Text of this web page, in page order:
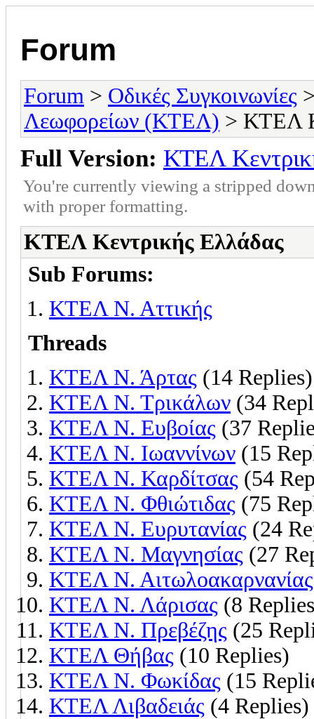
Forum
Forum > Οδικές Συγκοινωνίες
Λεωφορείων (ΚΤΕΛ) > ΚΤΕΛ
Full Version: ΚΤΕΛ
You're currently viewing a stripped
with proper formatting.
ΚΤΕΛ Κεντρικής Ελλάδας
Sub Forums:
ΚΤΕΛ Ν. Αττικής
Threads
ΚΤΕΛ Ν. Άρτας (14 Replies)
ΚΤΕΛ Ν. Τρικάλων (34
ΚΤΕΛ Ν. Ευβοίας (37
ΚΤΕΛ Ν. Ιωαννίνων (15
ΚΤΕΛ Ν. Καρδίτσας (54
ΚΤΕΛ Ν. Φθιώτιδας (75
ΚΤΕΛ Ν. Ευρυτανίας (24
ΚΤΕΛ Ν. Μαγνησίας (27
ΚΤΕΛ Ν. Αιτωλοακαρνανίας
ΚΤΕΛ Ν. Λάρισας (8
ΚΤΕΛ Ν. Πρεβέζης (25
ΚΤΕΛ Θήβας (10 Replies)
ΚΤΕΛ Ν. Φωκίδας (15
ΚΤΕΛ Λιβαδειάς (4 Replies)